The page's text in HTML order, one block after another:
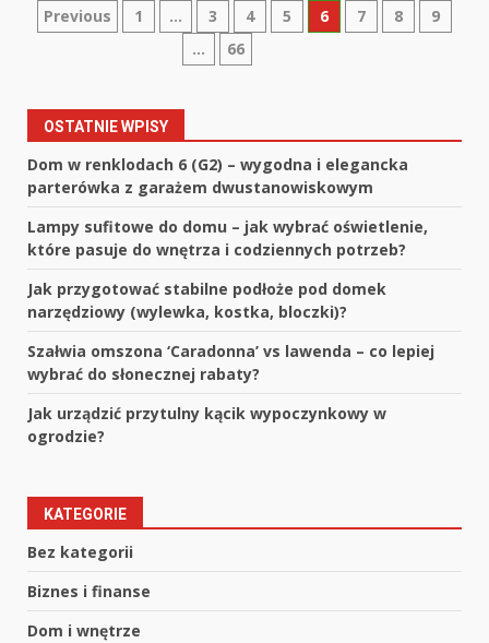
Stronicowanie
Previous 1 … 3 4 5 6 7 8
9
…
66
OSTATNIE WPISY
Dom w renklodach 6 (G2) – wygodna i elegancka
parterówka z garażem dwustanowiskowym
Lampy sufitowe do domu – jak wybrać oświetlenie,
które pasuje do wnętrza i codziennych potrzeb?
Jak przygotować stabilne podłoże pod domek
narzędziowy (wylewka, kostka, bloczki)?
Szałwia omszona ‘Caradonna’ vs lawenda – co lepiej
wybrać do słonecznej rabaty?
Jak urządzić przytulny kącik wypoczynkowy w
ogrodzie?
KATEGORIE
Bez kategorii
Biznes i finanse
Dom i wnętrze